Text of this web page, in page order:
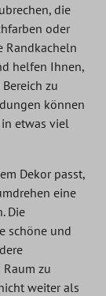
die
oder
Randkacheln
helfen Ihnen,
zu
können
etwas viel
Dekor passt,
eine
Die
schöne und
zu
weiter als